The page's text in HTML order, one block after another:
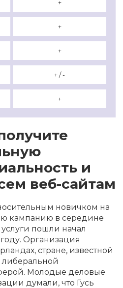
+
+
+
+ / -
+
и
веб-сайтам
новичком на
кампанию в середине
услуги пошли начал
Организация
стране, известной
Молодые деловые
думали, что Гусь